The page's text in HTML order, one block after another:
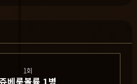
1회
베룩볼륨 1병